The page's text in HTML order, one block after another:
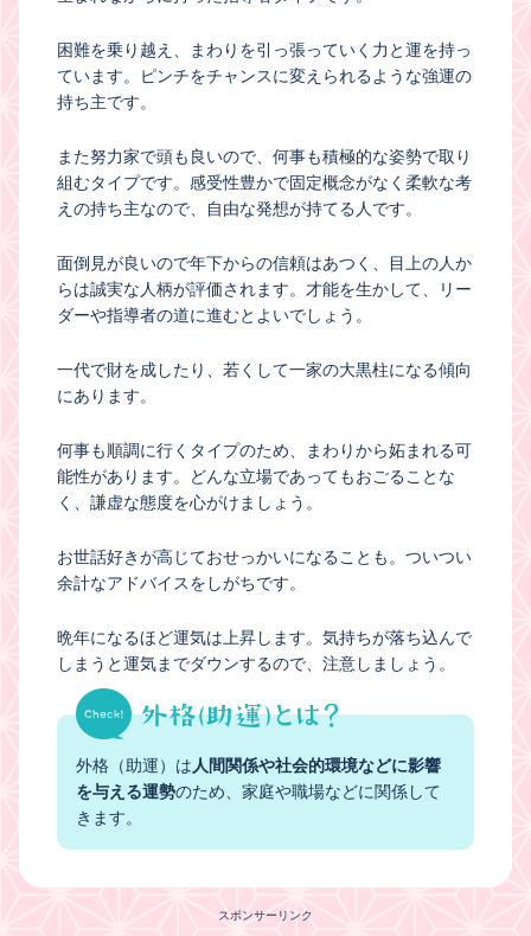
困難を乗り越え、まわりを引っ張っていく力と運を持っ
ています。ピンチをチャンスに変えられるような強運の
持ち主です。
また努力家で頭も良いので、何事も積極的な姿勢で取り
組むタイプです。感受性豊かで固定概念がなく柔軟な考
えの持ち主なので、自由な発想が持てる人です。
面倒見が良いので年下からの信頼はあつく、目上の人か
らは誠実な人柄が評価されます。才能を生かして、リー
ダーや指導者の道に進むとよいでしょう。
一代で財を成したり、若くして一家の大黒柱になる傾向
にあります。
何事も順調に行くタイプのため、まわりから妬まれる可
能性があります。どんな立場であってもおごることな
く、謙虚な態度を心がけましょう。
お世話好きが高じておせっかいになることも。ついつい
余計なアドバイスをしがちです。
晩年になるほど運気は上昇します。気持ちが落ち込んで
しまうと運気までダウンするので、注意しましょう。
外格（助運）は 人間関係や社会的環境などに影響
を与える運勢のため、家庭や職場などに関係して
きます。
スポンサーリンク